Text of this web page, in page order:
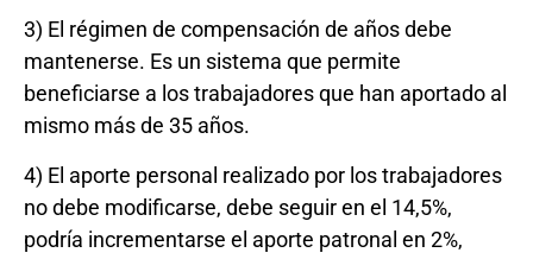
3) El régimen de compensación de años debe
mantenerse. Es un sistema que permite
beneficiarse a los trabajadores que han aportado al
mismo más de 35 años.
4) El aporte personal realizado por los trabajadores
no debe modificarse, debe seguir en el 14,5%,
podría incrementarse el aporte patronal en 2%,